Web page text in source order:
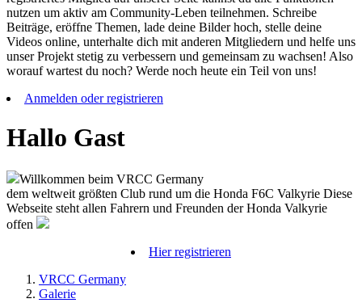
nutzen um aktiv am Community-Leben teilnehmen. Schreibe
Beiträge, eröffne Themen, lade deine Bilder hoch, stelle deine
Videos online, unterhalte dich mit anderen Mitgliedern und helfe uns
unser Projekt stetig zu verbessern und gemeinsam zu wachsen! Also
worauf wartest du noch? Werde noch heute ein Teil von uns!
Anmelden oder registrieren
Hallo Gast
Willkommen beim VRCC Germany
dem weltweit größten Club rund um die Honda F6C Valkyrie Diese
Webseite steht allen Fahrern und Freunden der Honda Valkyrie
offen
Hier registrieren
VRCC Germany
Galerie